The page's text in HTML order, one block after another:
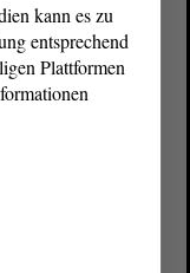
kann es zu
entsprechend
Plattformen